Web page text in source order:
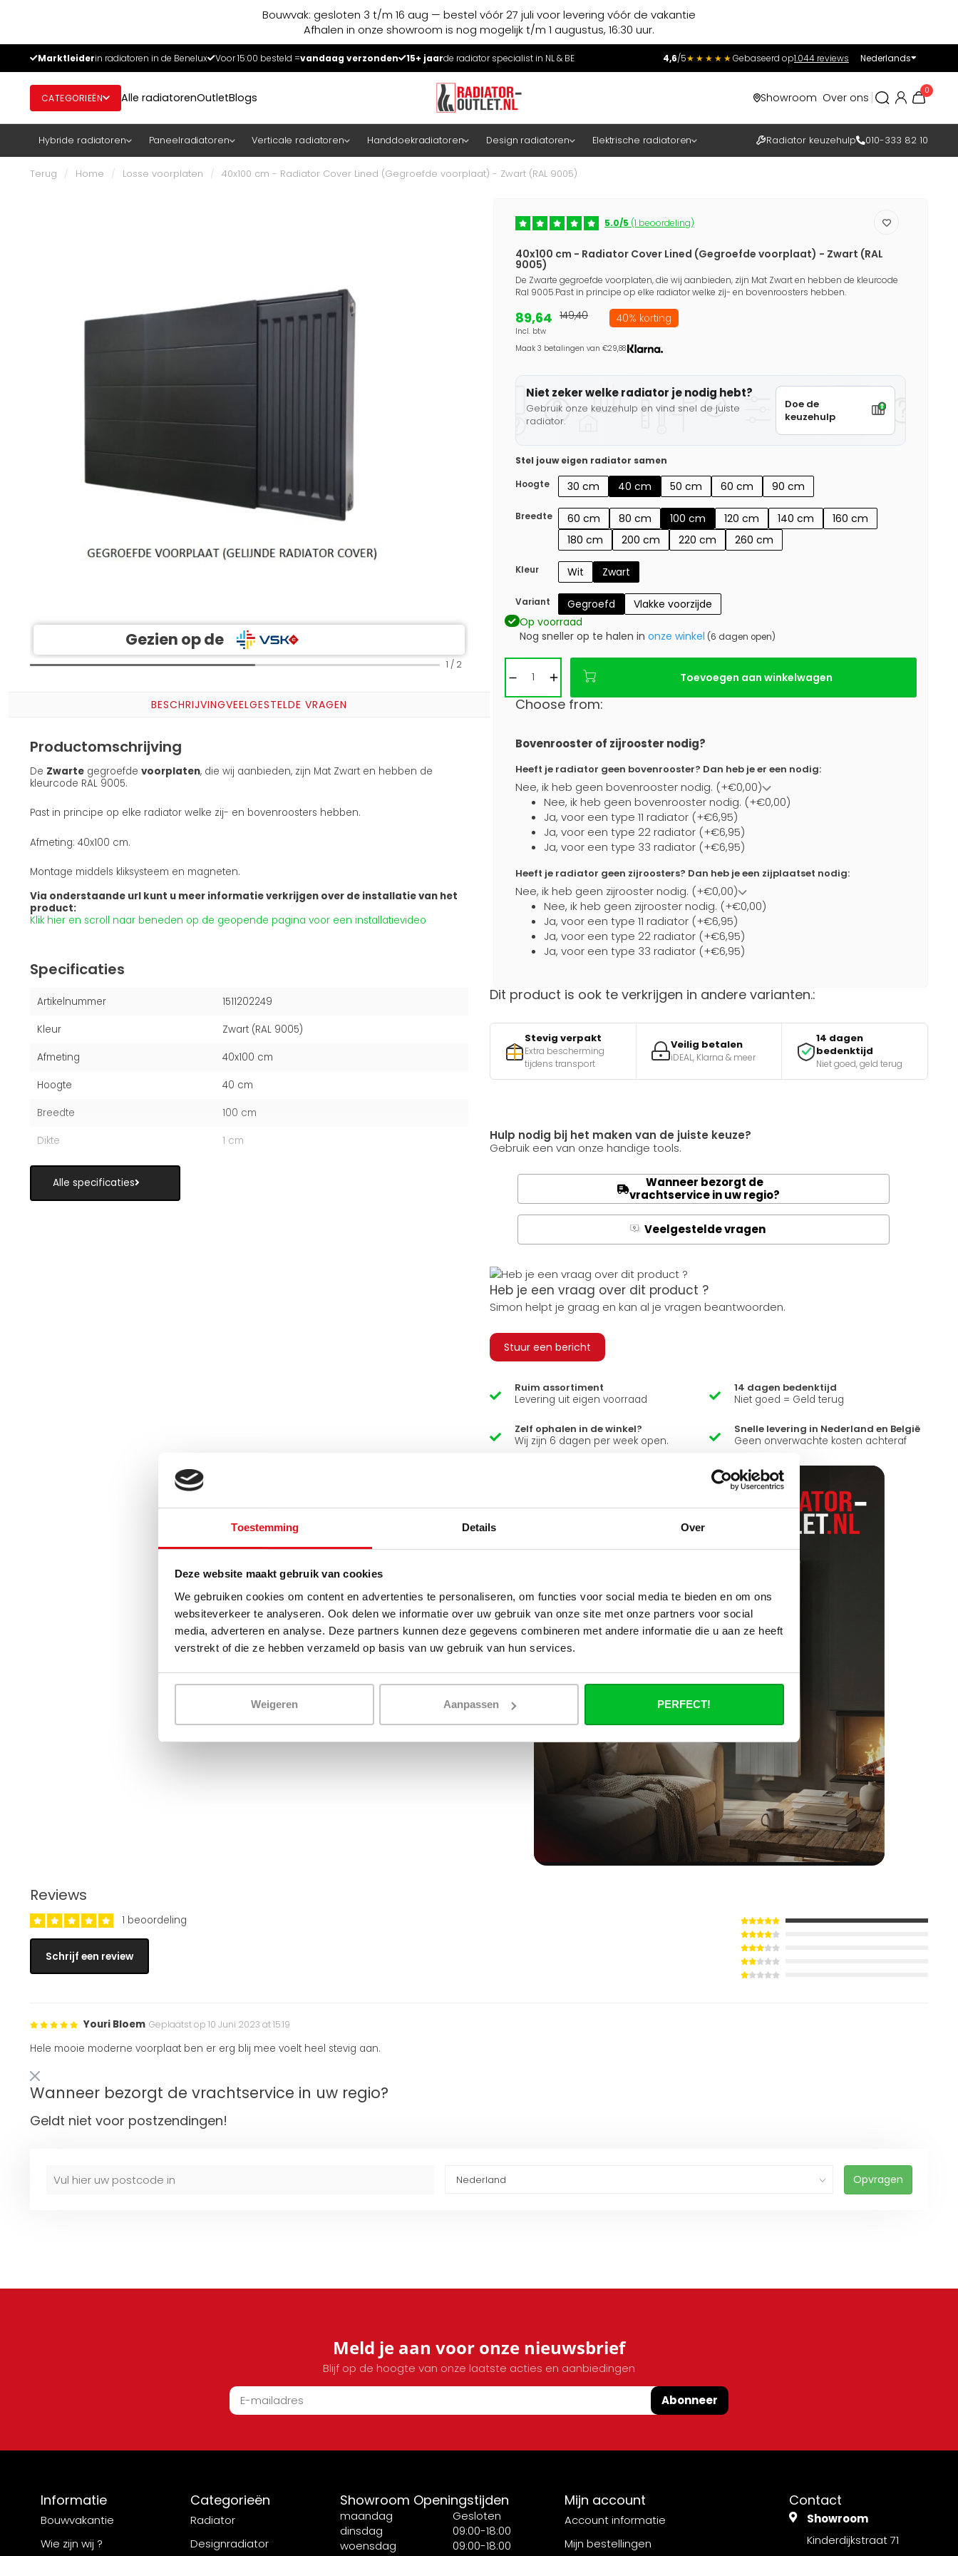
Toestemming Details Over
Deze website maakt gebruik van cookies
We gebruiken cookies om content en advertenties te personaliseren, om functies voor social media te bieden en om ons
websiteverkeer te analyseren. Ook delen we informatie over uw gebruik van onze site met onze partners voor social
media, adverteren en analyse. Deze partners kunnen deze gegevens combineren met andere informatie die u aan ze heeft
verstrekt of die ze hebben verzameld op basis van uw gebruik van hun services.
Weigeren Aanpassen PERFECT!
Bouwvak: gesloten 3 t/m 16 aug — bestel vóór 27 juli voor levering vóór de vakantie
Afhalen in onze showroom is nog mogelijk t/m 1 augustus, 16:30 uur.
Marktleiderin radiatoren in de Benelux Voor 15:00 besteld =vandaag verzonden 15+ jaarde radiator specialist in NL & BE 4,6/5★★★★★Gebaseerd op1.044 reviews Nederlands
CATEGORIEËN Alle radiatorenOutletBlogs Showroom Over ons
0
Hybride radiatoren Paneelradiatoren Verticale radiatoren Handdoekradiatoren Design radiatoren Elektrische radiatoren Radiator keuzehulp 010-333 82 10
Terug / Home / Losse voorplaten / 40x100 cm - Radiator Cover Lined (Gegroefde voorplaat) - Zwart (RAL 9005)
Gezien op de
1 / 2
BESCHRIJVINGVEELGESTELDE VRAGEN
Productomschrijving
De Zwarte gegroefde voorplaten, die wij aanbieden, zijn Mat Zwart en hebben de
kleurcode RAL 9005.
Past in principe op elke radiator welke zij- en bovenroosters hebben.
Afmeting: 40x100 cm.
Montage middels kliksysteem en magneten.
Via onderstaande url kunt u meer informatie verkrijgen over de installatie van het
product:
Klik hier en scroll naar beneden op de geopende pagina voor een installatievideo
Specificaties
Artikelnummer 1511202249
Kleur Zwart (RAL 9005)
Afmeting 40x100 cm
Hoogte 40 cm
Breedte 100 cm
Dikte 1 cm
Alle specificaties
5.0/5 (1 beoordeling)
40x100 cm - Radiator Cover Lined (Gegroefde voorplaat) - Zwart (RAL
9005)
De Zwarte gegroefde voorplaten, die wij aanbieden, zijn Mat Zwart en hebben de kleurcode
Ral 9005.Past in principe op elke radiator welke zij- en bovenroosters hebben.
89,64
Incl. btw
149,40 40% korting
Maak 3 betalingen van €29,88.
Niet zeker welke radiator je nodig hebt?
Gebruik onze keuzehulp en vind snel de juiste
radiator.
Doe de
keuzehulp
Stel jouw eigen radiator samen
Hoogte
30 cm 40 cm 50 cm 60 cm 90 cm
Breedte 60 cm 80 cm 100 cm 120 cm 140 cm
160 cm
180 cm
200 cm 220 cm 260 cm
Kleur Wit Zwart
Variant Gegroefd
Vlakke voorzijde
Op voorraad
Nog sneller op te halen in onze winkel (6 dagen open)
Toevoegen aan winkelwagen
Choose from:
Bovenrooster of zijrooster nodig?
Heeft je radiator geen bovenrooster? Dan heb je er een nodig:
Nee, ik heb geen bovenrooster nodig. (+€0,00)
Nee, ik heb geen bovenrooster nodig. (+€0,00)
Ja, voor een type 11 radiator (+€6,95)
Ja, voor een type 22 radiator (+€6,95)
Ja, voor een type 33 radiator (+€6,95)
Heeft je radiator geen zijroosters? Dan heb je een zijplaatset nodig:
Nee, ik heb geen zijrooster nodig. (+€0,00)
Nee, ik heb geen zijrooster nodig. (+€0,00)
Ja, voor een type 11 radiator (+€6,95)
Ja, voor een type 22 radiator (+€6,95)
Ja, voor een type 33 radiator (+€6,95)
Dit product is ook te verkrijgen in andere varianten.:
Stevig verpakt
Extra bescherming
tijdens transport
Veilig betalen
iDEAL, Klarna & meer
14 dagen
bedenktijd
Niet goed, geld terug
Hulp nodig bij het maken van de juiste keuze?
Gebruik een van onze handige tools.
Wanneer bezorgt de
vrachtservice in uw regio?
Q Veelgestelde vragen
Heb je een vraag over dit product ?
Simon helpt je graag en kan al je vragen beantwoorden.
Stuur een bericht
Ruim assortiment
Levering uit eigen voorraad
14 dagen bedenktijd
Niet goed = Geld terug
Zelf ophalen in de winkel?
Wij zijn 6 dagen per week open.
Snelle levering in Nederland en België
Geen onverwachte kosten achteraf
Reviews
1 beoordeling
Schrijf een review
Youri Bloem Geplaatst op 10 Juni 2023 at 15:19
Hele mooie moderne voorplaat ben er erg blij mee voelt heel stevig aan.
Wanneer bezorgt de vrachtservice in uw regio?
Geldt niet voor postzendingen!
Opvragen
Meld je aan voor onze nieuwsbrief
Blijf op de hoogte van onze laatste acties en aanbiedingen
Abonneer
Informatie
Bouwvakantie
Wie zijn wij ?
Categorieën
Radiator
Designradiator
Showroom Openingstijden
maandag
Gesloten
dinsdag
09:00-18:00
woensdag
09:00-18:00
Mijn account
Account informatie
Mijn bestellingen
Contact
Showroom
Kinderdijkstraat 71